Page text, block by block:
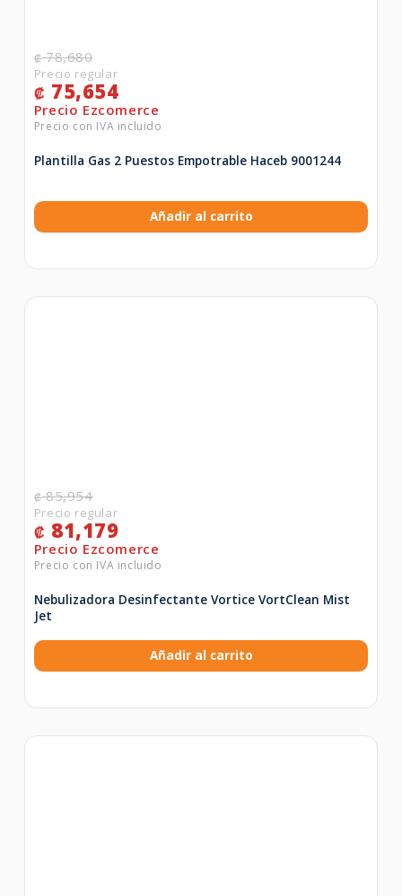
₡78,680
₡ 75,654
Plantilla Gas 2 Puestos Empotrable Haceb 9001244
Añadir al carrito
₡85,954
₡ 81,179
Nebulizadora Desinfectante Vortice VortClean Mist
Jet
Añadir al carrito